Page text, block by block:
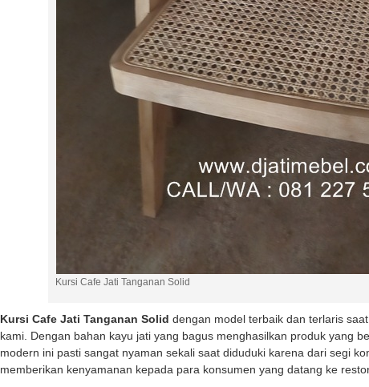
Kursi Cafe Jati Tanganan Solid
Kursi Cafe Jati Tanganan Solid dengan model terbaik dan terlaris
kami. Dengan bahan kayu jati yang bagus menghasilkan produk yang
modern ini pasti sangat nyaman sekali saat diduduki karena dari segi
memberikan kenyamanan kepada para konsumen yang datang ke